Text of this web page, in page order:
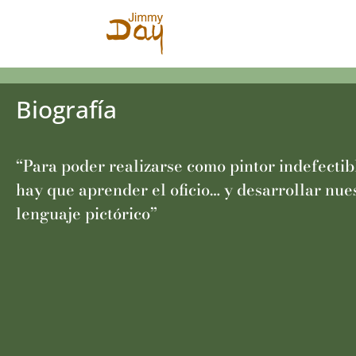
Biografía
“Para poder realizarse como pintor
hay que aprender el oficio… y desarrollar
lenguaje pictórico”